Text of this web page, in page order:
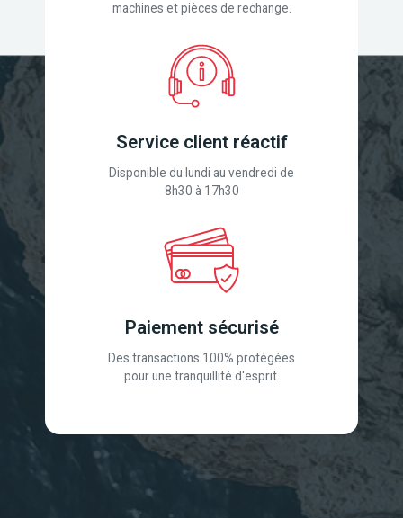
machines et pièces de rechange.
Service client réactif
Disponible du lundi au vendredi de
8h30 à 17h30
Paiement sécurisé
Des transactions 100% protégées
pour une tranquillité d'esprit.